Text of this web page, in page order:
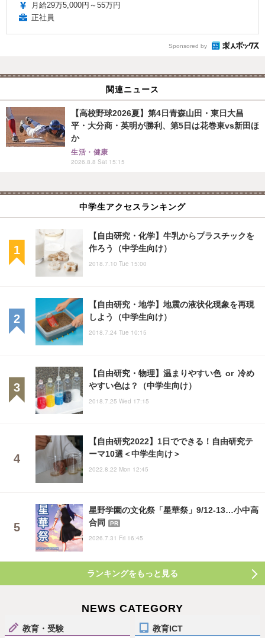
月給29万5,000円～55万円
正社員
Sponsored by
関連ニュース
【高校野球2026夏】第4日青森山田・東日大昌
平・大分商・英明が勝利、第5日は花巻東vs新田ほ
か
生活・健康
2026.8.8 Sat 15:15
中学生アクセスランキング
【自由研究・化学】牛乳からプラスチックを
作ろう（中学生向け）
2018.7.10 Tue 15:00
【自由研究・地学】地震の液状化現象を再現
しよう（中学生向け）
2018.7.24 Tue 10:15
【自由研究・物理】温まりやすい色 or 冷め
やすい色は？（中学生向け）
2018.7.25 Wed 17:15
【自由研究2022】1日でできる！自由研究テ
ーマ10選＜中学生向け＞
2022.8.22 Mon 12:45
星野学園の文化祭「星華祭」9/12-13…小中高
合同
PR
2026.7.31 Fri 16:45
ランキングをもっと見る
NEWS CATEGORY
教育・受験 教育ICT